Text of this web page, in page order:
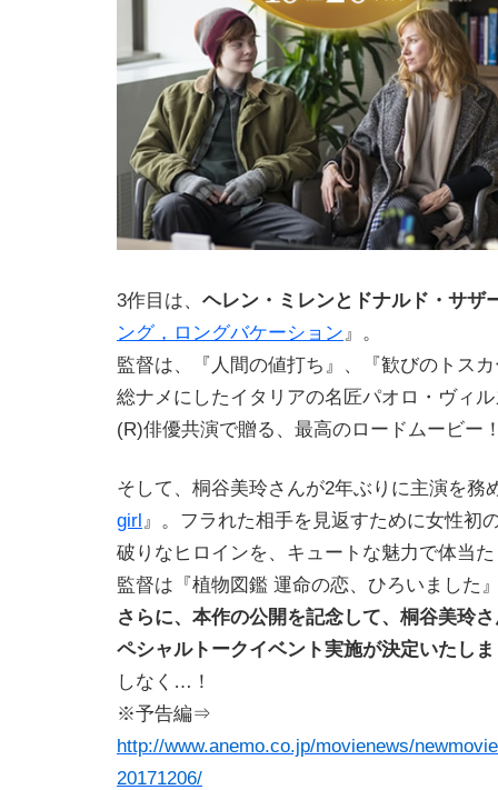
3作目は、 ヘレン・ミレンとドナルド・サザ
ング，ロングバケーション』。
監督は、『人間の値打ち』、『歓びのトス
総ナメにしたイタリアの名匠パオロ・ヴィ
(R)俳優共演で贈る、最高のロードムービー
そして、桐谷美玲さんが2年ぶりに主演を務
girl 』。フラれた相手を見返すために女性初
破りなヒロインを、キュートな魅力で体当
監督は『植物図鑑 運命の恋、ひろいました
さらに、本作の公開を記念して、桐谷美玲
ペシャルトークイベント実施が決定いたし
しなく…！
※予告編⇒
http://www.anemo.co.jp/movienews/
20171206/